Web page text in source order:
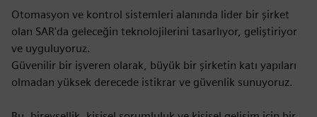
Otomasyon ve kontrol sistemleri alanında lider bir şirket
olan SAR'da geleceğin teknolojilerini tasarlıyor, geliştiriyor
ve uyguluyoruz.
Güvenilir bir işveren olarak, büyük bir şirketin katı yapıları
olmadan yüksek derecede istikrar ve güvenlik sunuyoruz.